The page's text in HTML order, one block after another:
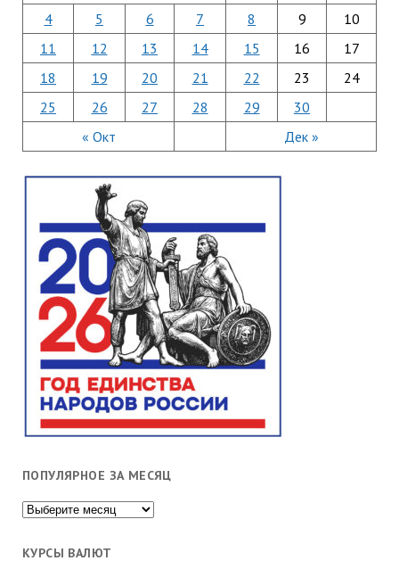
« Окт Дек »
4
5 6 7 8 9
10
11
12 13 14 15 16
17
18
19 20 21 22 23
24
25
26 27 28 29 30
ПОПУЛЯРНОЕ ЗА МЕСЯЦ
Популярное
месяц
КУРСЫ ВАЛЮТ